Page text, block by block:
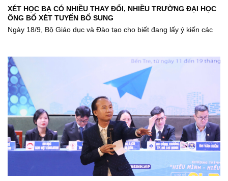
XÉT HỌC BẠ CÓ NHIỀU THAY ĐỔI, NHIỀU TRƯỜNG ĐẠI HỌC
ÔNG BỐ XÉT TUYỂN BỔ SUNG
Ngày 18/9, Bộ Giáo dục và Đào tạo cho biết đang lấy ý kiến các